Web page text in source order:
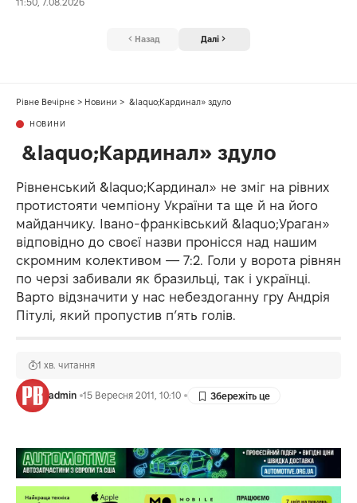
Назад Далі
Рівне Вечірнє > Новини > &laquo;Кардинал» здуло
НОВИНИ
&laquo;Кардинал» здуло
Рівненський &laquo;Кардинал» не зміг на рівних
протистояти чемпіону України та ще й на його
майданчику. Івано-франківський &laquo;Ураган»
відповідно до своєї назви пронісся над нашим
скромним колективом — 7:2. Голи у ворота рівнян
по черзі забивали як бразильці, так і українці.
Варто відзначити у нас небездоганну гру Андрія
Пітулі, який пропустив п’ять голів.
admin 15 Вересня 2011, 10:10
1 хв. читання